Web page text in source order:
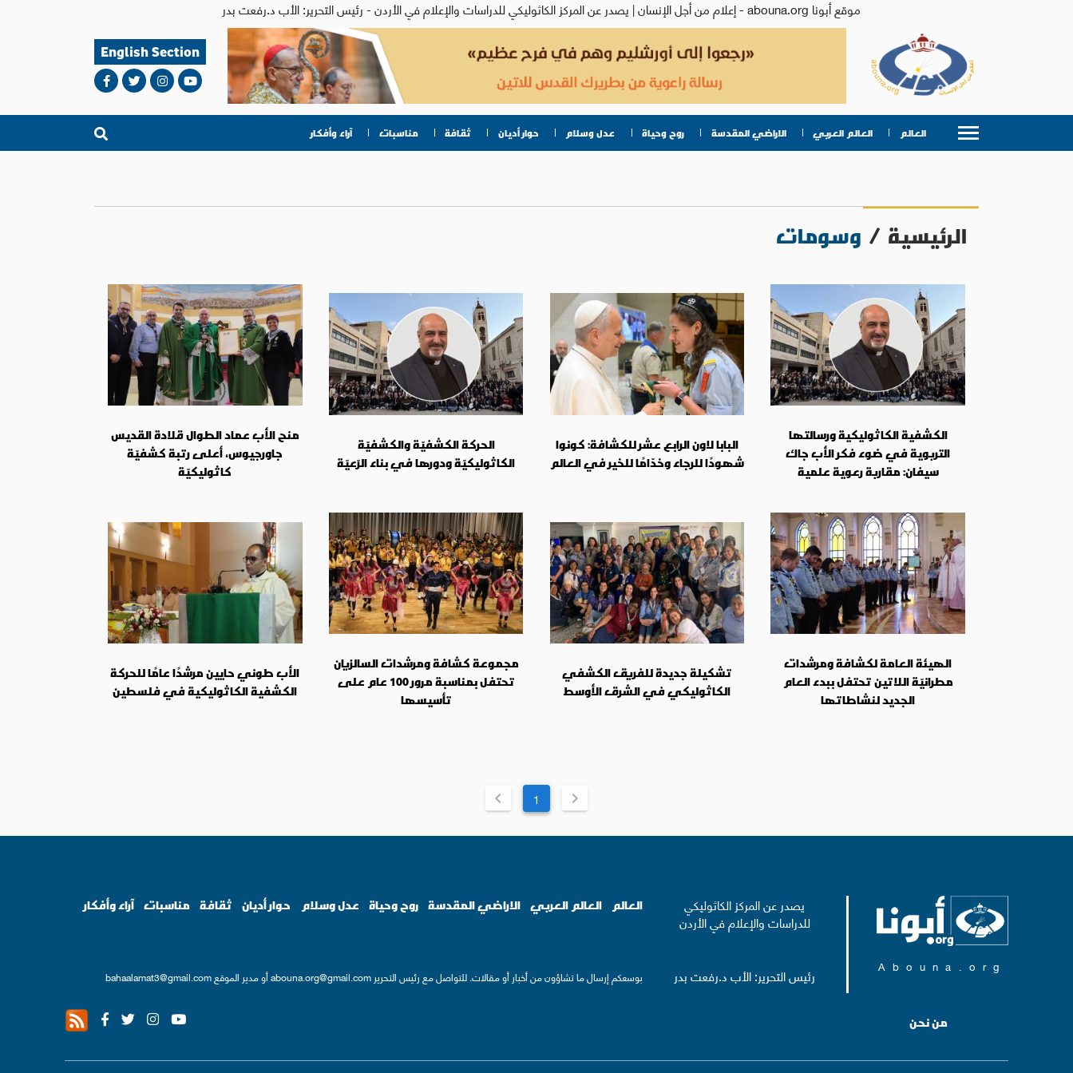
موقع أبونا abouna.org - إعلام من أجل الإنسان | يصدر عن المركز الكاثوليكي للدراسات والإعلام في الأردن - رئيس التحرير: الأب د.رفعت بدر
English Section
العالم العالم العربي الاراضي المقدسة روح وحياة عدل وسلام حوار أديان ثقافة مناسبات آراء وأفكار
الرئيسية / وسومات
الكشفية الكاثوليكية ورسالتها
التربوية في ضوء فكر الأب جاك
سيفان: مقاربة رعوية علمية
البابا لاون الرابع عشر للكشافة: كونوا
شهودًا للرجاء وخدّامًا للخير في العالم
الحركة الكشفيّة والكشفيّة
الكاثوليكيّة ودورها في بناء الرّعيّة
منح الأب عماد الطوال قلادة القديس
جاورجيوس، أعلى رتبة كشفيّة
كاثوليكيّة
الهيئة العامة لكشافة ومرشدات
مطرانيّة اللاتين تحتفل ببدء العام
الجديد لنشاطاتها
تشكيلة جديدة للفريق الكشفي
الكاثوليكي في الشرق الأوسط
مجموعة كشافة ومرشدات السالزيان
تحتفل بمناسبة مرور 100 عام على
تأسيسها
الأب طوني حايين مرشدًا عامًا للحركة
الكشفية الكاثوليكية في فلسطين
1
Abouna.org
يصدر عن المركز الكاثوليكي
للدراسات والإعلام في الأردن
رئيس التحرير: الأب د.رفعت بدر
العالم العالم العربي الاراضي المقدسة روح وحياة عدل وسلام حوار أديان ثقافة مناسبات آراء وأفكار
بوسعكم إرسال ما تشاؤون من أخبار أو مقالات. للتواصل مع رئيس التحريرabouna.org@gmail.comأو مدير الموقعbahaalamat3@gmail.com
من نحن